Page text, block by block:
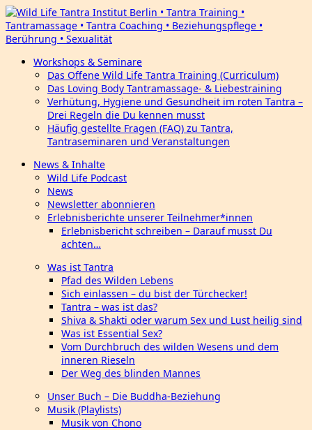
Workshops & Seminare
Das Offene Wild Life Tantra Training (Curriculum)
Das Loving Body Tantramassage- & Liebestraining
Verhütung, Hygiene und Gesundheit im roten Tantra –
Drei Regeln die Du kennen musst
Häufig gestellte Fragen (FAQ) zu Tantra,
Tantraseminaren und Veranstaltungen
News & Inhalte
Wild Life Podcast
News
Newsletter abonnieren
Erlebnisberichte unserer Teilnehmer*innen
Erlebnisbericht schreiben – Darauf musst Du
achten…
Was ist Tantra
Pfad des Wilden Lebens
Sich einlassen – du bist der Türchecker!
Tantra – was ist das?
Shiva & Shakti oder warum Sex und Lust heilig sind
Was ist Essential Sex?
Vom Durchbruch des wilden Wesens und dem
inneren Rieseln
Der Weg des blinden Mannes
Unser Buch – Die Buddha-Beziehung
Musik (Playlists)
Musik von Chono